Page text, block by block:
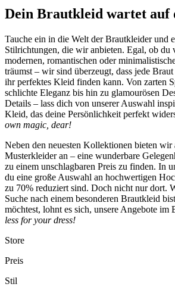
Dein Brautkleid wartet auf
Tauche ein in die Welt der Brautkleider und
Stilrichtungen, die wir anbieten. Egal, ob du
modernen, romantischen oder
träumst – wir sind überzeugt, dass jede
ihr perfektes Kleid finden kann. Von zarten
schlichte Eleganz bis hin zu glamourösen
Details – lass dich von unserer Auswahl
Kleid, das deine Persönlichkeit perfekt
own magic, dear!
Neben den neuesten Kollektionen bieten wir
Musterkleider an – eine wunderbare
zu einem unschlagbaren Preis zu finden. In
du eine große Auswahl an hochwertigen
zu 70% reduziert sind. Doch nicht nur dort.
Suche nach einem besonderen Brautkleid
möchtest, lohnt es sich, unsere Angebote im
less for your dress!
Store
Preis
Stil